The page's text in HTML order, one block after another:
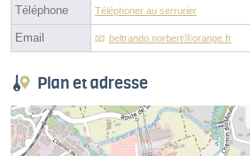
Téléphone Téléphoner au serrurier
Email beltrando.norbertⓐorange.fr
Plan et adresse